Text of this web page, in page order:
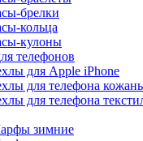
брелки
кольца
кулоны
телефонов
для Apple iPhone
для телефона
для телефона
зимние